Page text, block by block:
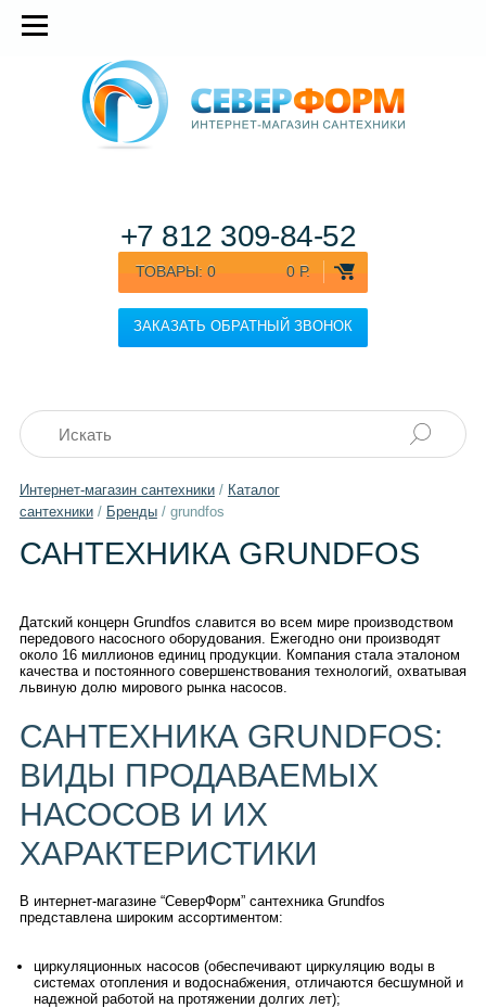
ТОВАРЫ: 0 0 Р.
ЗАКАЗАТЬ ОБРАТНЫЙ ЗВОНОК
+7 812 309-84-52
Интернет-магазин сантехники/ Каталог
сантехники/ Бренды/ grundfos
САНТЕХНИКА GRUNDFOS
Датский концерн Grundfos славится во всем мире производством
передового насосного оборудования. Ежегодно они производят
около 16 миллионов единиц продукции. Компания стала эталоном
качества и постоянного совершенствования технологий, охватывая
львиную долю мирового рынка насосов.
САНТЕХНИКА GRUNDFOS:
ВИДЫ ПРОДАВАЕМЫХ
НАСОСОВ И ИХ
ХАРАКТЕРИСТИКИ
В интернет-магазине “СеверФорм” сантехника Grundfos
представлена широким ассортиментом:
циркуляционных насосов (обеспечивают циркуляцию воды в
системах отопления и водоснабжения, отличаются бесшумной и
надежной работой на протяжении долгих лет);